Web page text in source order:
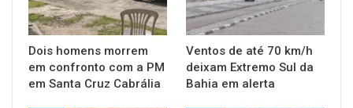
Dois homens morrem
em confronto com a PM
em Santa Cruz Cabrália
Ventos de até 70 km/h
deixam Extremo Sul da
Bahia em alerta